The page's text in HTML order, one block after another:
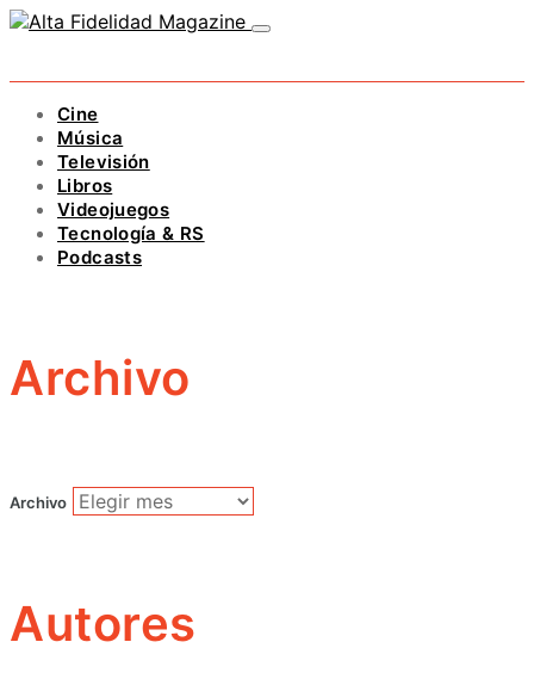
Cine
Música
Televisión
Libros
Videojuegos
Tecnología & RS
Podcasts
Archivo
Archivo
Autores